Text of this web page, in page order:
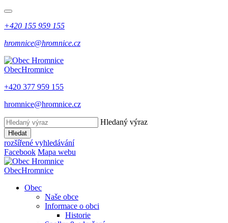
+420 155 959 155
hromnice@hromnice.cz
ObecHromnice
+420 377 959 155
hromnice@hromnice.cz
Hledaný výraz
Hledat
rozšířené vyhledávání
Facebook Mapa webu
ObecHromnice
Obec
Naše obce
Informace o obci
Historie